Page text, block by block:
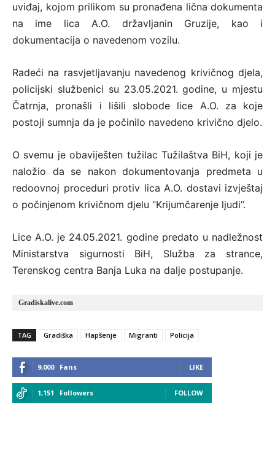
uviđaj, kojom prilikom su pronađena lična dokumenta
na ime lica A.O. državljanin Gruzije, kao i
dokumentacija o navedenom vozilu.
Radeći na rasvjetljavanju navedenog krivičnog djela,
policijski službenici su 23.05.2021. godine, u mjestu
Čatrnja, pronašli i lišili slobode lice A.O. za koje
postoji sumnja da je počinilo navedeno krivično djelo.
O svemu je obaviješten tužilac Tužilaštva BiH, koji je
naložio da se nakon dokumentovanja predmeta u
redoovnoj proceduri protiv lica A.O. dostavi izvještaj
o počinjenom krivičnom djelu “Krijumčarenje ljudi”.
Lice A.O. je 24.05.2021. godine predato u nadležnost
Ministarstva sigurnosti BiH, Služba za strance,
Terenskog centra Banja Luka na dalje postupanje.
Gradiskalive.com
TAG Gradiška Hapšenje Migranti Policija
9,000 Fans LIKE
1,151 Followers FOLLOW